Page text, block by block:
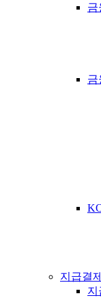
금
금
지급결제
지